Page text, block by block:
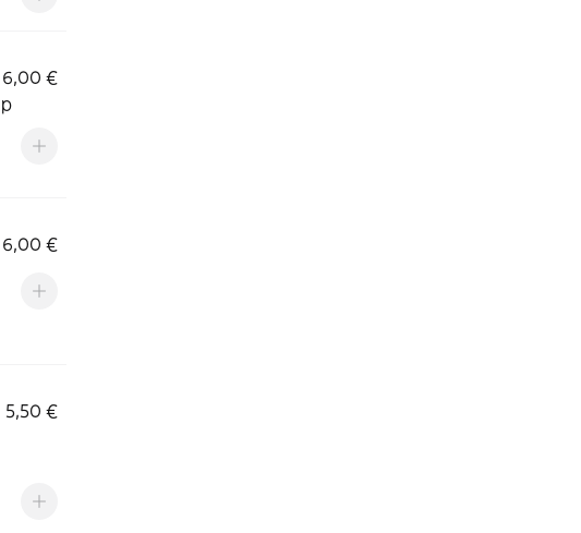
6,00 €
6,00 €
5,50 €